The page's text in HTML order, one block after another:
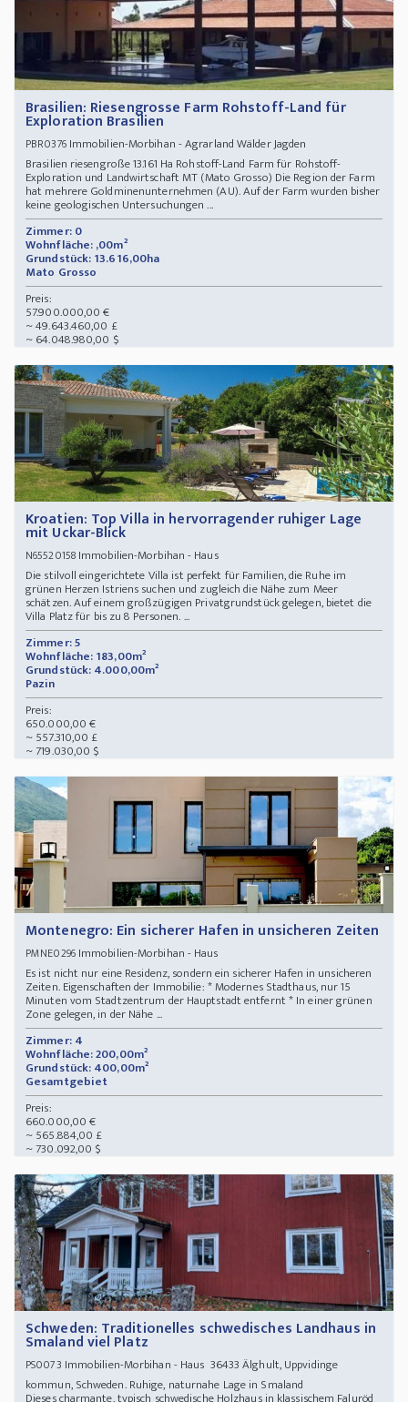
Brasilien: Riesengrosse Farm Rohstoff-Land für
Exploration Brasilien
PBR0376Immobilien-Morbihan - Agrarland Wälder Jagden
Brasilien riesengroße 13.161 Ha Rohstoff-Land Farm für Rohstoff-
Exploration und Landwirtschaft MT (Mato Grosso) Die Region der Farm
hat mehrere Goldminenunternehmen (AU). Auf der Farm wurden bisher
keine geologischen Untersuchungen ...
Zimmer: 0
Wohnfläche: ,00m²
Grundstück: 13.616,00ha
Mato Grosso
Preis:
57.900.000,00 €
~ 49.643.460,00 £
~ 64.048.980,00 $
Kroatien: Top Villa in hervorragender ruhiger Lage
mit Uckar-Blick
N65520158Immobilien-Morbihan - Haus
Die stilvoll eingerichtete Villa ist perfekt für Familien, die Ruhe im
grünen Herzen Istriens suchen und zugleich die Nähe zum Meer
schätzen. Auf einem großzügigen Privatgrundstück gelegen, bietet die
Villa Platz für bis zu 8 Personen. ...
Zimmer: 5
Wohnfläche: 183,00m²
Grundstück: 4.000,00m²
Pazin
Preis:
650.000,00 €
~ 557.310,00 £
~ 719.030,00 $
Montenegro: Ein sicherer Hafen in unsicheren Zeiten
PMNE0296Immobilien-Morbihan - Haus
Es ist nicht nur eine Residenz, sondern ein sicherer Hafen in unsicheren
Zeiten. Eigenschaften der Immobilie: * Modernes Stadthaus, nur 15
Minuten vom Stadtzentrum der Hauptstadt entfernt * In einer grünen
Zone gelegen, in der Nähe ...
Zimmer: 4
Wohnfläche: 200,00m²
Grundstück: 400,00m²
Gesamtgebiet
Preis:
660.000,00 €
~ 565.884,00 £
~ 730.092,00 $
Schweden: Traditionelles schwedisches Landhaus in
Smaland viel Platz
PS0073 Immobilien-Morbihan - Haus 36433 Älghult, Uppvidinge
kommun, Schweden. Ruhige, naturnahe Lage in Smaland